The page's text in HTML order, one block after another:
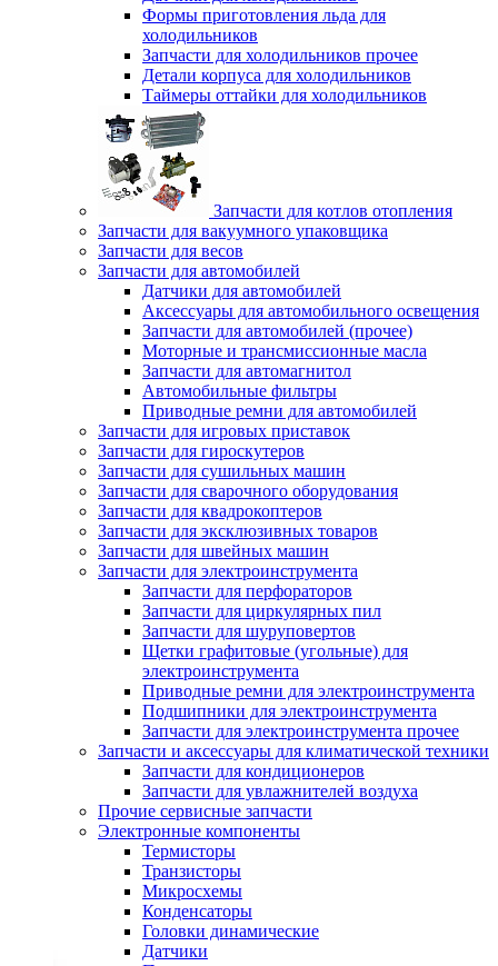
Формы приготовления льда для
холодильников
Запчасти для холодильников прочее
Детали корпуса для холодильников
Таймеры оттайки для холодильников
Запчасти для котлов отопления
Запчасти для вакуумного упаковщика
Запчасти для весов
Запчасти для автомобилей
Датчики для автомобилей
Аксессуары для автомобильного освещения
Запчасти для автомобилей (прочее)
Моторные и трансмиссионные масла
Запчасти для автомагнитол
Автомобильные фильтры
Приводные ремни для автомобилей
Запчасти для игровых приставок
Запчасти для гироскутеров
Запчасти для сушильных машин
Запчасти для сварочного оборудования
Запчасти для квадрокоптеров
Запчасти для эксклюзивных товаров
Запчасти для швейных машин
Запчасти для электроинструмента
Запчасти для перфораторов
Запчасти для циркулярных пил
Запчасти для шуруповертов
Щетки графитовые (угольные) для
электроинструмента
Приводные ремни для электроинструмента
Подшипники для электроинструмента
Запчасти для электроинструмента прочее
Запчасти и аксессуары для климатической техники
Запчасти для кондиционеров
Запчасти для увлажнителей воздуха
Прочие сервисные запчасти
Электронные компоненты
Термисторы
Транзисторы
Микросхемы
Конденсаторы
Головки динамические
Датчики